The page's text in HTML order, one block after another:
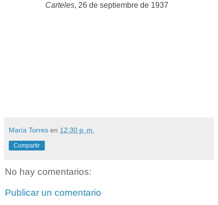
Carteles, 26 de septiembre de 1937
María Torres en 12:30 p. m.
Compartir
No hay comentarios:
Publicar un comentario